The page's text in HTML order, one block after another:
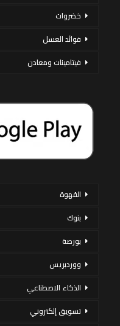
خضروات
فوائد العسل
فيتامينات ومعادن
القهوة
بنوك
بورصة
ووردبريس
الذكاء الاصطناعي
تسويق إلكتروني